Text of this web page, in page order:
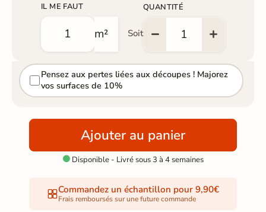
IL ME FAUT
m² Soit
QUANTITÉ
Pensez aux pertes liées aux découpes ! Majorez
vos surfaces de 10%
Ajouter au panier
Disponible - Livré sous 3 à 4 semaines
Commandez un échantillon pour 9,90€
Frais remboursés sur une future commande